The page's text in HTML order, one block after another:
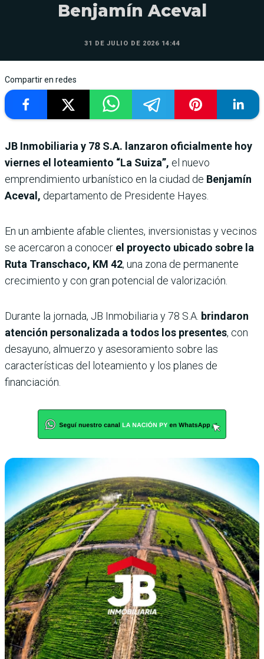
Benjamín Aceval
31 DE JULIO DE 2026 14:44
Compartir en redes
JB Inmobiliaria y 78 S.A. lanzaron oficialmente hoy
viernes el loteamiento “La Suiza”, el nuevo
emprendimiento urbanístico en la ciudad de Benjamín
Aceval, departamento de Presidente Hayes.
En un ambiente afable clientes, inversionistas y vecinos
se acercaron a conocer el proyecto ubicado sobre la
Ruta Transchaco, KM 42, una zona de permanente
crecimiento y con gran potencial de valorización.
Durante la jornada, JB Inmobiliaria y 78 S.A. brindaron
atención personalizada a todos los presentes, con
desayuno, almuerzo y asesoramiento sobre las
características del loteamiento y los planes de
financiación.